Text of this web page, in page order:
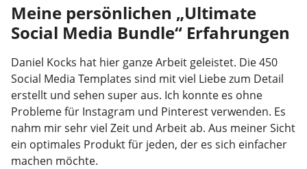
Meine persönlichen „Ultimate
Social Media Bundle“ Erfahrungen
Daniel Kocks hat hier ganze Arbeit geleistet. Die 450
Social Media Templates sind mit viel Liebe zum Detail
erstellt und sehen super aus. Ich konnte es ohne
Probleme für Instagram und Pinterest verwenden. Es
nahm mir sehr viel Zeit und Arbeit ab. Aus meiner Sicht
ein optimales Produkt für jeden, der es sich einfacher
machen möchte.